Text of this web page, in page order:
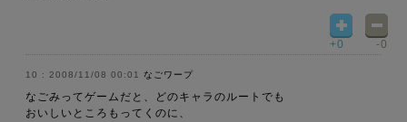
+0 -0
2008/11/08 00:01 なごワープ
なごみってゲームだと、どのキャラのルートでも
おいしいところもってくのに、